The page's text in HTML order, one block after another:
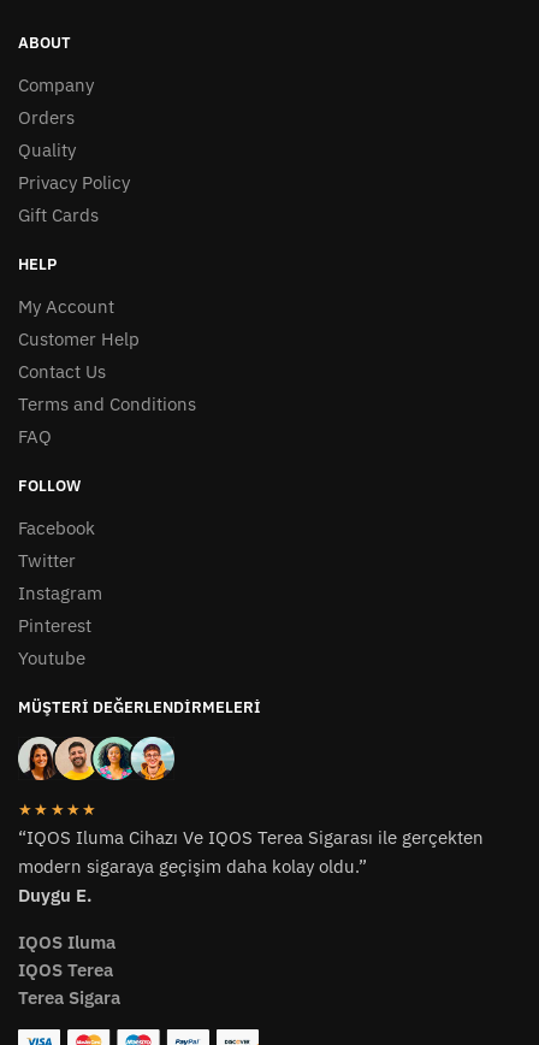
ABOUT
Company
Orders
Quality
Privacy Policy
Gift Cards
HELP
My Account
Customer Help
Contact Us
Terms and Conditions
FAQ
FOLLOW
Facebook
Twitter
Instagram
Pinterest
Youtube
MÜŞTERI DEĞERLENDIRMELERI
★★★★★
“IQOS Iluma Cihazı Ve IQOS Terea Sigarası ile gerçekten
modern sigaraya geçişim daha kolay oldu.”
Duygu E.
IQOS Iluma
IQOS Terea
Terea Sigara